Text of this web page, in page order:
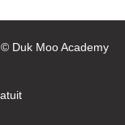
Duk Moo Academy